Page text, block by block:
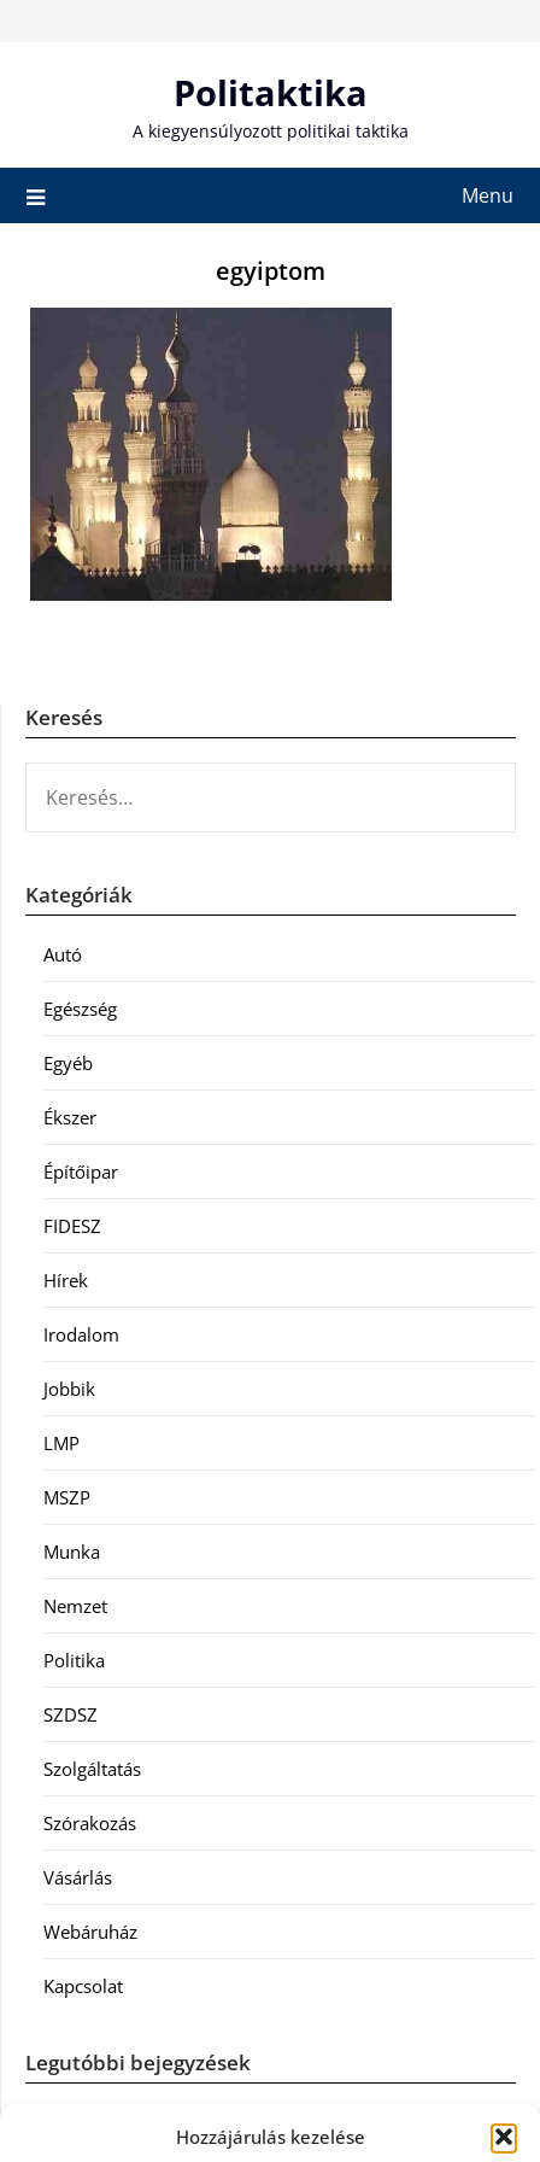
Hozzájárulás kezelése
Politaktika
A kiegyensúlyozott politikai taktika
Menu
egyiptom
Keresés
Kategóriák
Autó
Egészség
Egyéb
Ékszer
Építőipar
FIDESZ
Hírek
Irodalom
Jobbik
LMP
MSZP
Munka
Nemzet
Politika
SZDSZ
Szolgáltatás
Szórakozás
Vásárlás
Webáruház
Kapcsolat
Legutóbbi bejegyzések
Casco szélvédőcsere: mikor éri meg a biztosítást igénybe